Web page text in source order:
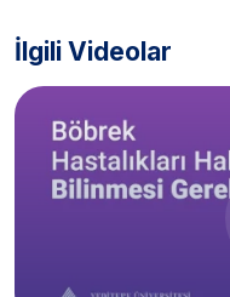
İlgili Videolar